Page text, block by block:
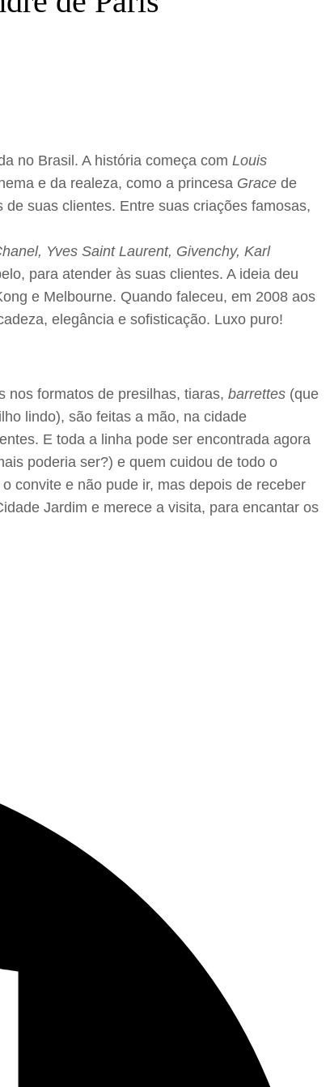
no Brasil. A história começa com Louis
e da realeza, como a princesa Grace de
de suas clientes. Entre suas criações famosas,
Yves Saint Laurent, Givenchy, Karl
para atender às suas clientes. A ideia deu
e Melbourne. Quando faleceu, em 2008 aos
elegância e sofisticação. Luxo puro!
nos formatos de presilhas, tiaras, barrettes (que
lindo), são feitas a mão, na cidade
E toda a linha pode ser encontrada agora
poderia ser?) e quem cuidou de todo o
convite e não pude ir, mas depois de receber
Jardim e merece a visita, para encantar os